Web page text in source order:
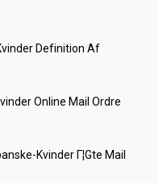
Definition Af
Online Mail Ordre
Kvinder Г¦gte Mail